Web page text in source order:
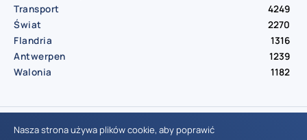
Transport
4249
Świat
2270
Flandria
1316
Antwerpen
1239
Walonia
1182
© Aktualnosci.be – All Right Reserved 2016-2026
Nasza strona używa plików cookie, aby poprawić